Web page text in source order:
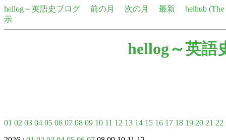
hellog～英語史ブログ 前の月 次の月 最新
helhub
示
hellog～英語
01 02 03 04 05 06 07 08 09 10 11 12 13 14 15 16 17 18 19 20 21 22